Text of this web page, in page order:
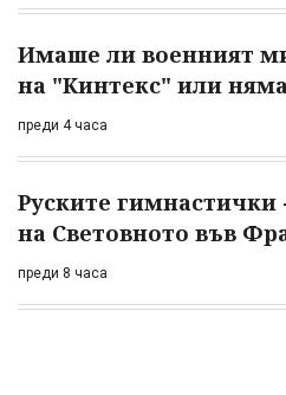
Имаше ли военният
на "Кинтекс" или
преди 4 часа
Руските
на Световното във
преди 8 часа